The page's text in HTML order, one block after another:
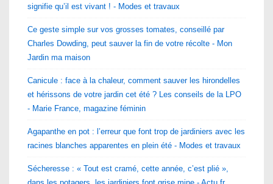
signifie qu’il est vivant ! - Modes et travaux
Ce geste simple sur vos grosses tomates, conseillé par
Charles Dowding, peut sauver la fin de votre récolte - Mon
Jardin ma maison
Canicule : face à la chaleur, comment sauver les hirondelles
et hérissons de votre jardin cet été ? Les conseils de la LPO
- Marie France, magazine féminin
Agapanthe en pot : l’erreur que font trop de jardiniers avec les
racines blanches apparentes en plein été - Modes et travaux
Sécheresse : « Tout est cramé, cette année, c’est plié »,